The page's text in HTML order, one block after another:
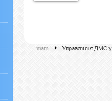
main Управління ДМС у